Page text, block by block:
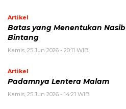
Artikel
Batas yang Menentukan Nasib
Bintang
Kamis, 25 Jun 2026 - 20:11 WIB
Artikel
Padamnya Lentera Malam
Kamis, 25 Jun 2026 - 14:21 WIB